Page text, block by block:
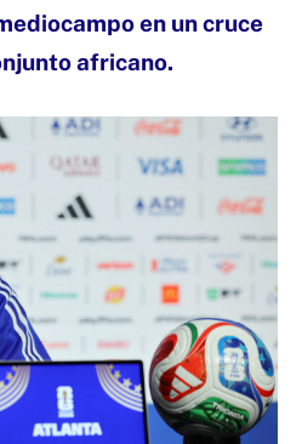
en un cruce
africano.